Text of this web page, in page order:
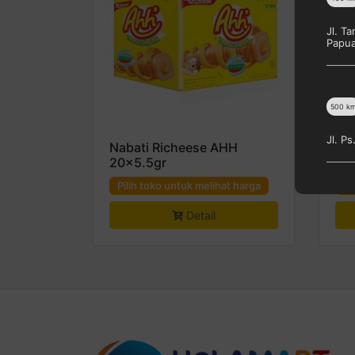
Nabati Richeese AHH
20×5.5gr
Pilih toko untuk melihat harga
Detail
Jl.
500 km
Jl.